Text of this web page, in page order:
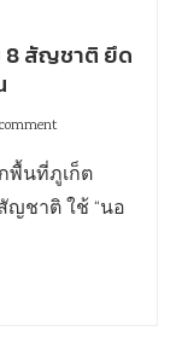
8 สัญชาติ ยึด
พื้นที่ภูเก็ต
ญชาติ ใช้ “นอ